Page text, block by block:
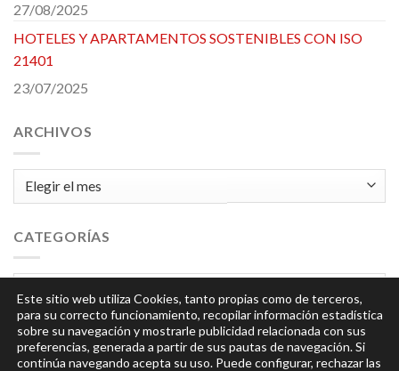
27/08/2025
HOTELES Y APARTAMENTOS SOSTENIBLES CON ISO
21401
23/07/2025
ARCHIVOS
Archivos
CATEGORÍAS
Categorías
Este sitio web utiliza Cookies, tanto propias como de terceros,
para su correcto funcionamiento, recopilar información estadística
sobre su navegación y mostrarle publicidad relacionada con sus
preferencias, generada a partir de sus pautas de navegación. Si
continúa navegando acepta su uso. Puede configurar, rechazar las